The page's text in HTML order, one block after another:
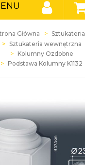
Główna
Sztukateria
Sztukateria wewnętrzna
Kolumny Ozdobne
Podstawa Kolumny K1132